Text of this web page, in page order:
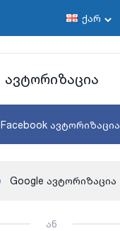
ქარ
ავტორიზაცია
Facebook ავტორიზაცია
Google ავტორიზაცია
ან